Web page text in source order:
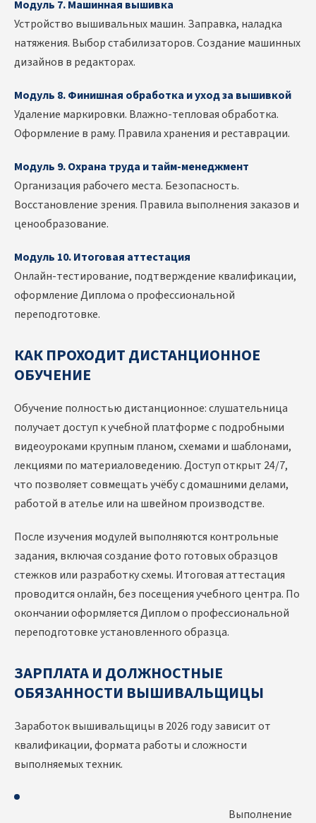
Модуль 7. Машинная вышивка
Устройство вышивальных машин. Заправка, наладка
натяжения. Выбор стабилизаторов. Создание машинных
дизайнов в редакторах.
Модуль 8. Финишная обработка и уход за вышивкой
Удаление маркировки. Влажно-тепловая обработка.
Оформление в раму. Правила хранения и реставрации.
Модуль 9. Охрана труда и тайм-менеджмент
Организация рабочего места. Безопасность.
Восстановление зрения. Правила выполнения заказов и
ценообразование.
Модуль 10. Итоговая аттестация
Онлайн-тестирование, подтверждение квалификации,
оформление Диплома о профессиональной
переподготовке.
КАК ПРОХОДИТ ДИСТАНЦИОННОЕ
ОБУЧЕНИЕ
Обучение полностью дистанционное: слушательница
получает доступ к учебной платформе с подробными
видеоуроками крупным планом, схемами и шаблонами,
лекциями по материаловедению. Доступ открыт 24/7,
что позволяет совмещать учёбу с домашними делами,
работой в ателье или на швейном производстве.
После изучения модулей выполняются контрольные
задания, включая создание фото готовых образцов
стежков или разработку схемы. Итоговая аттестация
проводится онлайн, без посещения учебного центра. По
окончании оформляется Диплом о профессиональной
переподготовке установленного образца.
ЗАРПЛАТА И ДОЛЖНОСТНЫЕ
ОБЯЗАННОСТИ ВЫШИВАЛЬЩИЦЫ
Заработок вышивальщицы в 2026 году зависит от
квалификации, формата работы и сложности
выполняемых техник.
Выполнение